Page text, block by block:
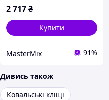
2 717₴
Купити
MasterMix 91%
Дивись також
Ковальські кліщі